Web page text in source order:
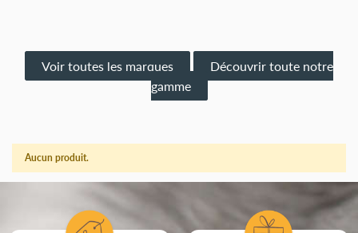
Voir toutes les marques
Découvrir toute notre
gamme
Aucun produit.